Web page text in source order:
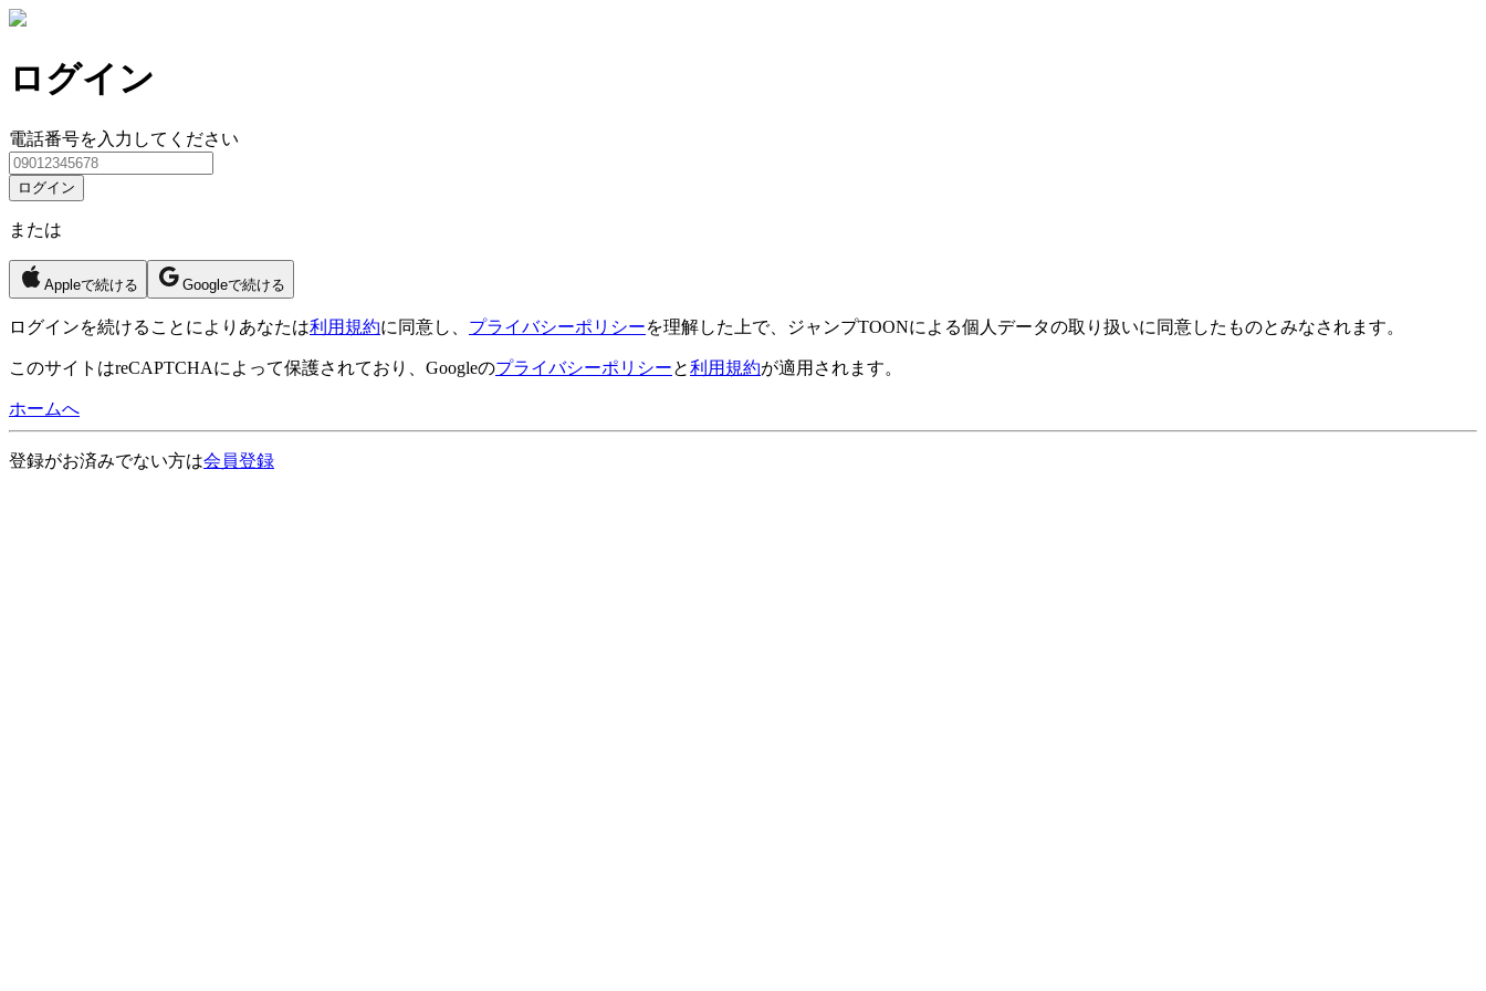
ログイン
電話番号を入力してください
ログイン
または
Appleで続ける Googleで続ける
ログインを続けることによりあなたは利用規約に同意し、 プライバシーポリシーを理解した上で、ジャンプTOONによる個人データの取り扱いに同意したものとみなされます。
このサイトはreCAPTCHAによって保護されており、Googleのプライバシーポリシーと利用規約が適用されます。
ホームへ
登録がお済みでない方は会員登録